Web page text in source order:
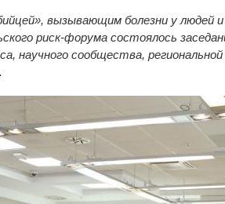
вызывающим болезни у людей и
риск-форума состоялось
научного сообщества,